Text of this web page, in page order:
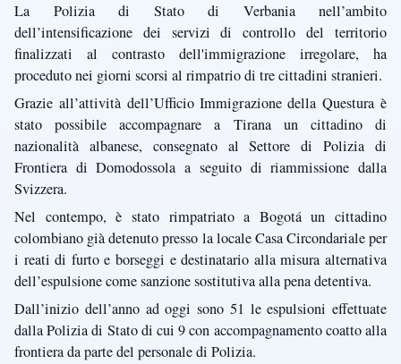
La Polizia di Stato di Verbania nell’ambito
dell’intensificazione dei servizi di controllo del territorio
finalizzati al contrasto dell'immigrazione irregolare, ha
proceduto nei giorni scorsi al rimpatrio di tre cittadini stranieri.
Grazie all’attività dell’Ufficio Immigrazione della Questura è
stato possibile accompagnare a Tirana un cittadino di
nazionalità albanese, consegnato al Settore di Polizia di
Frontiera di Domodossola a seguito di riammissione dalla
Svizzera.
Nel contempo, è stato rimpatriato a Bogotá un cittadino
colombiano già detenuto presso la locale Casa Circondariale per
i reati di furto e borseggi e destinatario alla misura alternativa
dell’espulsione come sanzione sostitutiva alla pena detentiva.
Dall’inizio dell’anno ad oggi sono 51 le espulsioni effettuate
dalla Polizia di Stato di cui 9 con accompagnamento coatto alla
frontiera da parte del personale di Polizia.